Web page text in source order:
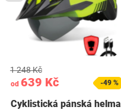
od 639 Kč
1 248 Kč
-49 %
Cyklistická pánská helma